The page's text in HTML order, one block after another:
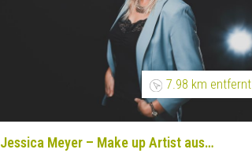
7.98 km entfernt
Jessica Meyer – Make up Artist aus